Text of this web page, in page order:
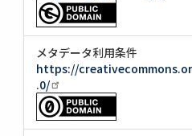
メタデータ利用条件
https://
.0/